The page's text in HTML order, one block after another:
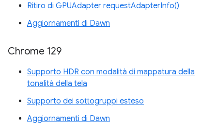
Ritiro di GPUAdapter requestAdapterInfo()
Aggiornamenti di Dawn
Chrome 129
Supporto HDR con modalità di mappatura della
tonalità della tela
Supporto dei sottogruppi esteso
Aggiornamenti di Dawn